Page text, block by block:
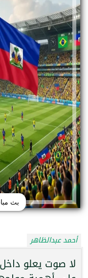
بث
أحمد عبدالظاهر
لا صوت يعلو